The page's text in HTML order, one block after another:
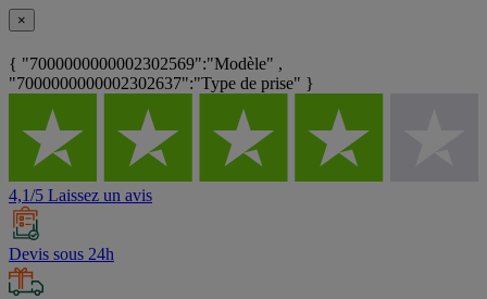
×
{ "7000000000002302569":"Modèle" ,
"7000000000002302637":"Type de prise" }
4,1/5 Laissez un avis
Devis sous 24h